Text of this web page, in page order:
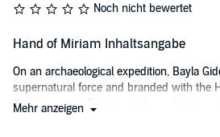
Noch nicht bewertet
Hand of Miriam Inhaltsangabe
On an archaeological expedition, Bayla
supernatural force and branded with the
"knowing eye". Threatened by evil, she
Mehr anzeigen